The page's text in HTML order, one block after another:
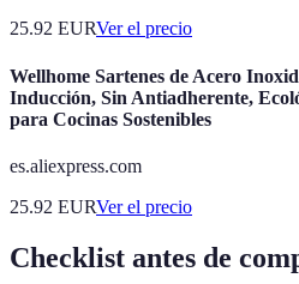
25.92 EURVer el precio
Wellhome Sartenes de Acero
Inducción, Sin Antiadherente,
para Cocinas Sostenibles
es.aliexpress.com
25.92 EURVer el precio
Checklist antes de